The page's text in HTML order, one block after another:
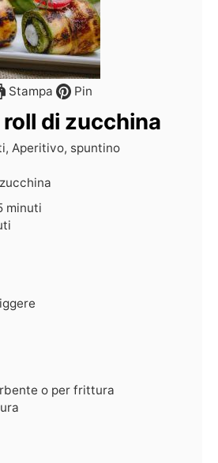
Stampa Pin
di zucchina
Aperitivo, spuntino
minuti
o per frittura